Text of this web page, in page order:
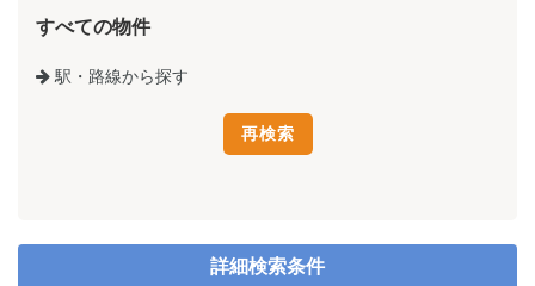
すべての物件
駅・路線から探す
詳細検索条件